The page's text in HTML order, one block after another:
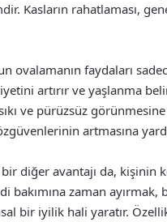
Kasların rahatlaması,
ovalamanın faydaları
artırır ve yaşlanma
ve pürüzsüz
artmasına
diğer avantajı da, kişinin
bakımına zaman
bir iyilik hali yaratır.